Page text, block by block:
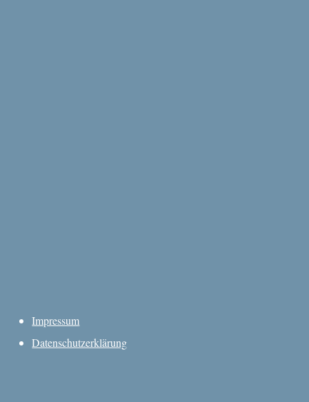
Impressum
Datenschutzerklärung